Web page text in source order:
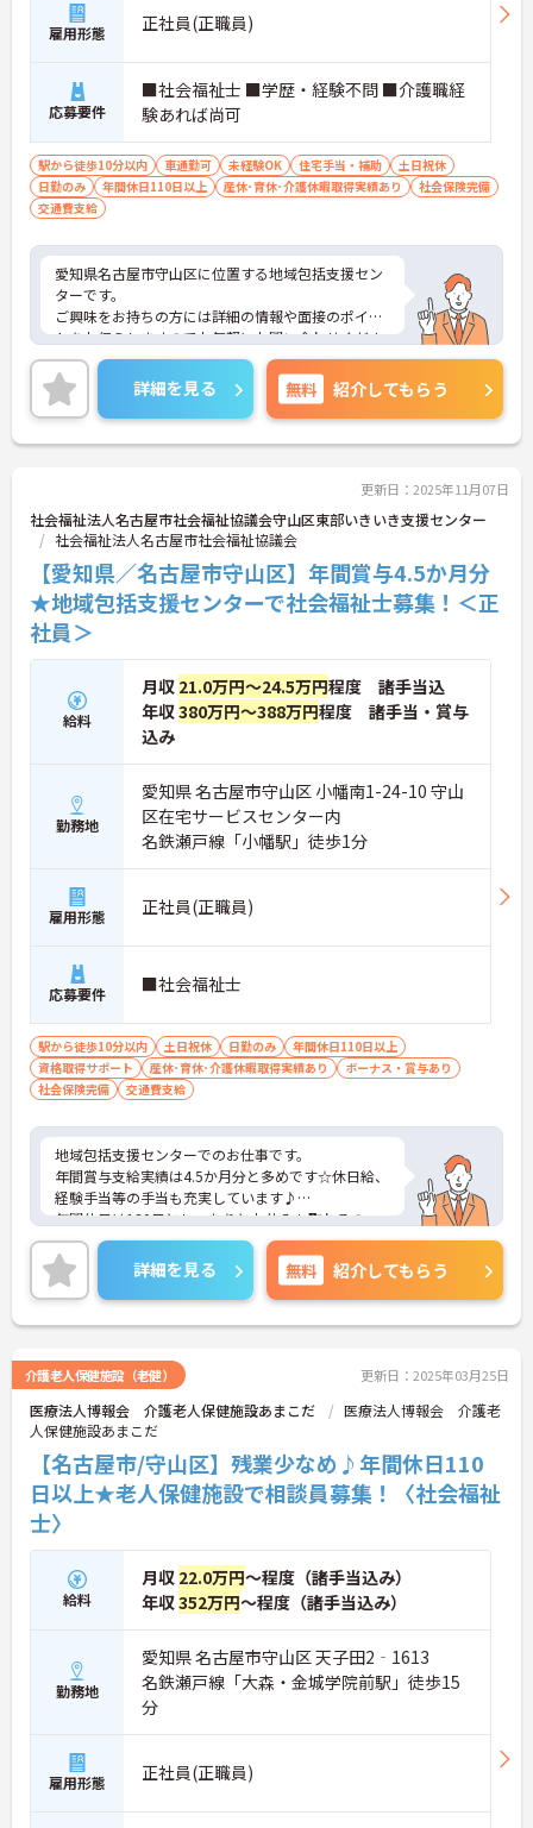
雇用形態 正社員(正職員)
応募要件
■社会福祉士 ■学歴・経験不問 ■介護職経
験あれば尚可
駅から徒歩10分以内 車通勤可 未経験OK 住宅手当・補助
土日祝休
日勤のみ
年間休日110日以上 産休･育休･介護休暇取得実績あり
社会保険完備
交通費支給
愛知県名古屋市守山区に位置する地域包括支援セン
ターです。
ご興味をお持ちの方には詳細の情報や面接のポイン
トをお伝えしますのでお気軽にお問い合わせくださ
いませ。
詳細を見る 無料 紹介してもらう
更新日：2025年11月07日
社会福祉法人名古屋市社会福祉協議会守山区東部いきいき支援センター
社会福祉法人名古屋市社会福祉協議会
【愛知県／名古屋市守山区】年間賞与4.5か月分
★地域包括支援センターで社会福祉士募集！＜正
社員＞
給料
月収 21.0万円～24.5万円程度 諸手当込
年収380万円～388万円程度 諸手当・賞与
込み
勤務地
愛知県 名古屋市守山区 小幡南1-24-10 守山
区在宅サービスセンター内
名鉄瀬戸線「小幡駅」徒歩1分
雇用形態 正社員(正職員)
応募要件 ■社会福祉士
駅から徒歩10分以内 土日祝休 日勤のみ
年間休日110日以上
資格取得サポート
産休･育休･介護休暇取得実績あり
ボーナス・賞与あり
社会保険完備
交通費支給
地域包括支援センターでのお仕事です。
年間賞与支給実績は4.5か月分と多めです☆休日給、
経験手当等の手当も充実しています♪
年間休日は120日としっかりとお休みも取れるの
で、オンオフのメリハリをつけて勤務ができます！
ご興味をお持ちの方には詳細の情報や面接のポイン
トをお伝えしますのでお気軽にお問い合わせくださ
いませ。
詳細を見る 無料 紹介してもらう
介護老人保健施設（老健） 更新日：2025年03月25日
医療法人博報会 介護老人保健施設あまこだ
医療法人博報会 介護老
人保健施設あまこだ
【名古屋市/守山区】残業少なめ♪年間休日110
日以上★老人保健施設で相談員募集！〈社会福祉
士〉
給料
月収 22.0万円～程度（諸手当込み）
年収352万円～程度（諸手当込み）
勤務地
愛知県 名古屋市守山区 天子田2‐1613
名鉄瀬戸線「大森・金城学院前駅」徒歩15
分
雇用形態 正社員(正職員)